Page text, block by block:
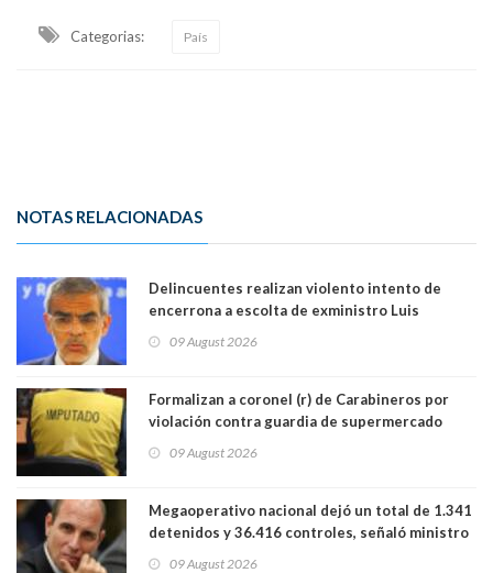
Categorias: País
NOTAS RELACIONADAS
Delincuentes realizan violento intento de
encerrona a escolta de exministro Luis
Lo Espejo
09 August 2026
Formalizan a coronel (r) de Carabineros por
violación contra guardia de supermercado
09 August 2026
Megaoperativo nacional dejó un total de 1.341
detenidos y 36.416 controles, señaló ministro
09 August 2026